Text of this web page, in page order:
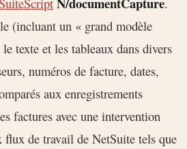
(incluant un « grand modèle
texte et les tableaux dans divers
numéros de facture, dates,
aux enregistrements
factures avec une intervention
de travail de NetSuite tels que